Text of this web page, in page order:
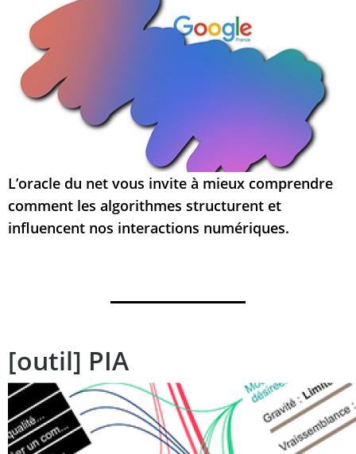
L’oracle du net vous invite à mieux comprendre
comment les algorithmes structurent et
influencent nos interactions numériques.
[outil] PIA